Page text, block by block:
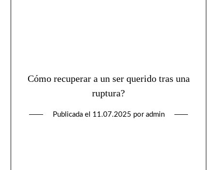
Cómo recuperar a un ser querido tras una
ruptura?
Publicada el 11.07.2025 por admin